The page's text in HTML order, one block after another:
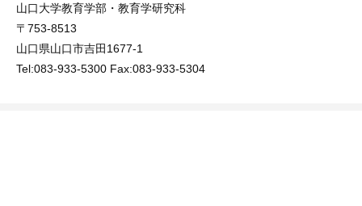
山口大学教育学部・教育学研究科
〒753-8513
山口県山口市吉田1677-1
Tel:083-933-5300 Fax:083-933-5304